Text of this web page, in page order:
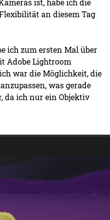
ist, habe ich die
an diesem Tag
ich zum ersten Mal über
Adobe Lightroom
war die Möglichkeit, die
was gerade
da ich nur ein Objektiv